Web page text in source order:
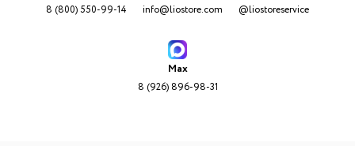
8 (800) 550-99-14 info@liostore.com @liostoreservice
Max
8 (926) 896-98-31